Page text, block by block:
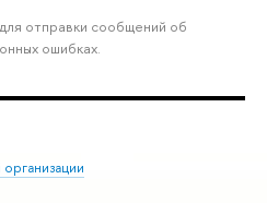
отправки сообщений об
ошибках.